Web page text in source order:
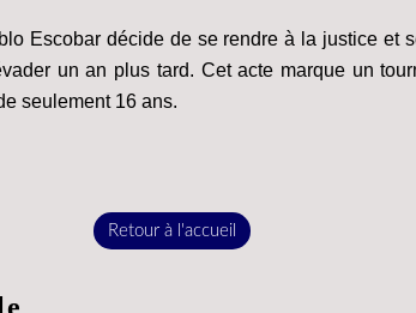
Escobar décide de se rendre à la justice et
un an plus tard. Cet acte marque un
seulement 16 ans.
Retour à l'accueil